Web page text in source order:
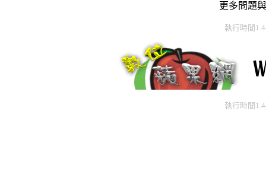
更多問題
執行時間
執行時間